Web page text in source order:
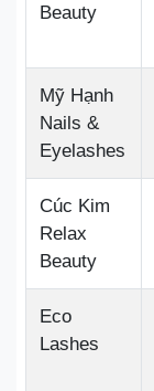
Beauty
Mỹ Hạnh
Nails &
Eyelashes
Cúc Kim
Relax
Beauty
Eco
Lashes